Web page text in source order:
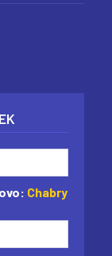
Chabry